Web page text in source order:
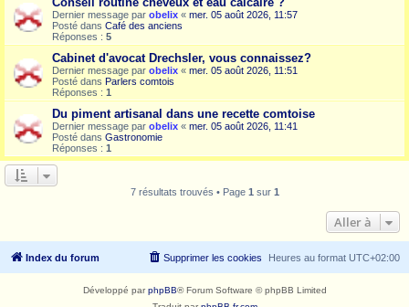
Dernier message par obelix « mer. 05 août 2026, 11:57
Posté dans Café des anciens
Réponses : 5
Cabinet d'avocat Drechsler, vous connaissez?
Dernier message par obelix « mer. 05 août 2026, 11:51
Posté dans Parlers comtois
Réponses : 1
Du piment artisanal dans une recette comtoise
Dernier message par obelix « mer. 05 août 2026, 11:41
Posté dans Gastronomie
Réponses : 1
7 résultats trouvés • Page 1 sur 1
Aller à
Index du forum Heures au format UTC+02:00
Supprimer les cookies
Développé parphpBB® Forum Software © phpBB Limited